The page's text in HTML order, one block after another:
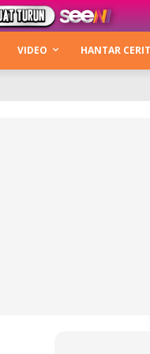
VIDEO HANTAR